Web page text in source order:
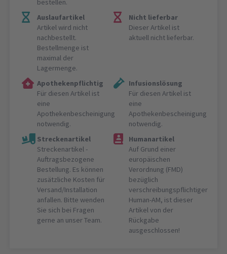
bestellen.
Auslaufartikel
Artikel wird nicht
nachbestellt.
Bestellmenge ist
maximal der
Lagermenge.
Nicht lieferbar
Dieser Artikel ist
aktuell nicht lieferbar.
Apothekenpflichtig
Für diesen Artikel ist
eine
Apothekenbescheinigung
notwendig.
Infusionslösung
Für diesen Artikel ist
eine
Apothekenbescheinigung
notwendig.
Streckenartikel
Streckenartikel -
Auftragsbezogene
Bestellung. Es können
zusätzliche Kosten für
Versand/Installation
anfallen. Bitte wenden
Sie sich bei Fragen
gerne an unser Team.
Humanartikel
Auf Grund einer
europäischen
Verordnung (FMD)
bezüglich
verschreibungspflichtiger
Human-AM, ist dieser
Artikel von der
Rückgabe
ausgeschlossen!